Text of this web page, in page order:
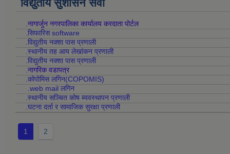
विद्युतीय सुशासन सेवा
.नागार्जुन नगरपालिका कार्यालय करदाता पोर्टल
.सिफारिस software
.विद्युतीय नक्शा पास प्रणाली
.स्थानीय तह आय लेखांकन प्रणाली
.विद्युतीय नक्शा पास प्रणाली
.नागरिक वडापत्र
.कोपोमिस लगिन(COPOMIS)
.web mail लगिन
.स्थानीय सञ्चित कोष ब्यवस्थापन प्रणाली
.घटना दर्ता र सामाजिक सुरक्षा प्रणाली
1 2